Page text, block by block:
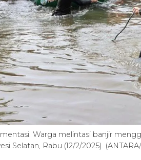
Warga melintasi banjir
Selatan, Rabu (12/2/2025).